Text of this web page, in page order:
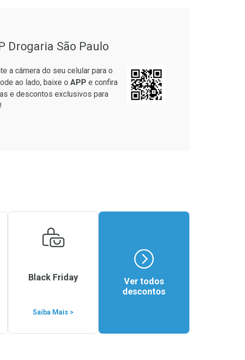
Drogaria São Paulo
a câmera do seu celular para o
ao lado, baixe o APP e confira
e descontos exclusivos para
Black Friday
Saiba Mais >
Ver todos
descontos